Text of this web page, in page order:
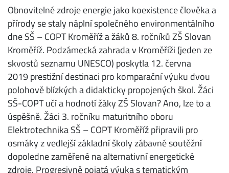
Obnovitelné zdroje energie jako koexistence člověka a
přírody se staly náplní společného environmentálního
dne SŠ – COPT Kroměříž a žáků 8. ročníků ZŠ Slovan
Kroměříž. Podzámecká zahrada v Kroměříži (jeden ze
skvostů seznamu UNESCO) poskytla 12. června
2019 prestižní destinaci pro komparační výuku dvou
polohově blízkých a didakticky propojených škol. Žáci
SŠ-COPT učí a hodnotí žáky ZŠ Slovan? Ano, lze to a
úspěšně. Žáci 3. ročníku maturitního oboru
Elektrotechnika SŠ – COPT Kroměříž připravili pro
osmáky z vedlejší základní školy zábavné soutěžní
dopoledne zaměřené na alternativní energetické
zdroje. Progresivně pojatá výuka s tematickým